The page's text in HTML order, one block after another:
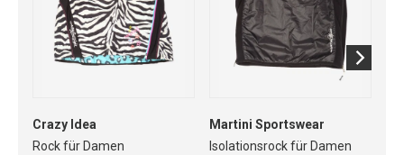
Crazy Idea
Rock für Damen
Martini Sportswear
Isolationsrock für Damen